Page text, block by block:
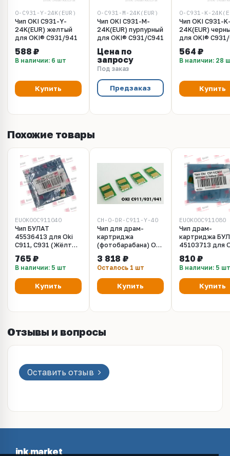
O-C931-Y-24K(EUR)
Чип OKI C931-Y-
24K(EUR) желтый
для OKI® C931/941
588 ₽
В наличии: 6 шт
Купить
O-C931-M-24K(EUR)
Чип OKI C931-M-
24K(EUR) пурпурный
для OKI® C931/C941
Цена по
запросу
Под заказ
Предзаказ
O-C931-K-
Чип OKI C931-
24K(EUR)
для OKI®
564 ₽
В наличии: 28
Купить
Похожие товары
EUOK00C911040
Чип БУЛАТ
45536413 для Oki
C911, C931 (Жёлтый,
765 ₽
В наличии: 5 шт
Купить
CH-O-DR-C911-Y-40
Чип для драм-
картриджа
(фотобарабана) OKI
Цвет желтый.
Ресурс 40K
3 818 ₽
Осталось 1 шт
Купить
EUOK00C911080
Чип драм-
картриджа
45103713 для
40000 стр.)
810 ₽
В наличии: 5 шт
Купить
Отзывы и вопросы
Оставить отзыв
ink.market